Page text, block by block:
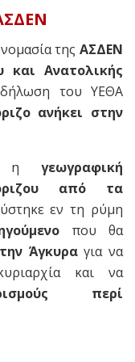
της ΑΣΔΕΝ
και Ανατολικής
δήλωση του ΥΕΘΑ
ανήκει στην
η γεωγραφική
από τα
εν τη ρύμη
που θα
Άγκυραγια να
και να
περί